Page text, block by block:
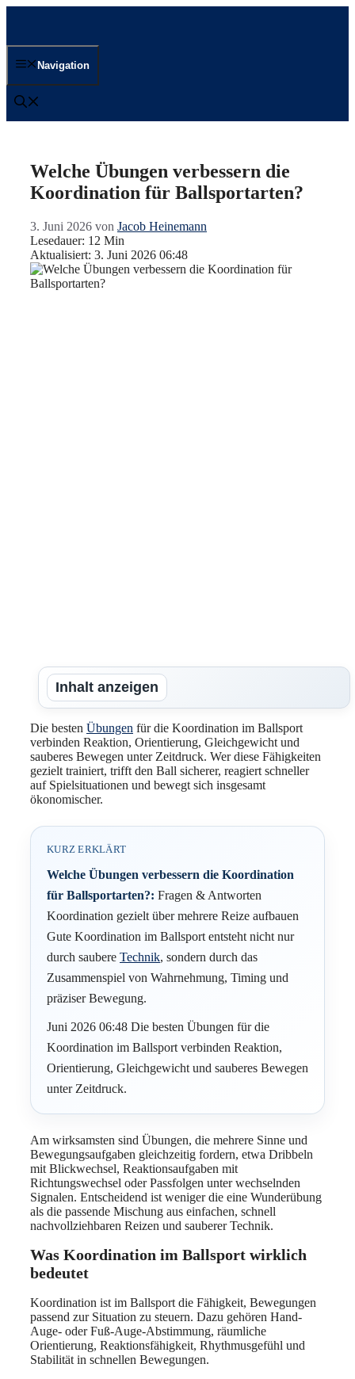
Navigation
Welche Übungen verbessern die
Koordination für Ballsportarten?
3. Juni 2026 von Jacob Heinemann
Lesedauer: 12 Min
Aktualisiert: 3. Juni 2026 06:48
Inhalt anzeigen
Die besten Übungen für die Koordination im Ballsport
verbinden Reaktion, Orientierung, Gleichgewicht und
sauberes Bewegen unter Zeitdruck. Wer diese Fähigkeiten
gezielt trainiert, trifft den Ball sicherer, reagiert schneller
auf Spielsituationen und bewegt sich insgesamt
ökonomischer.
KURZ ERKLÄRT
Welche Übungen verbessern die Koordination
für Ballsportarten?: Fragen & Antworten
Koordination gezielt über mehrere Reize aufbauen
Gute Koordination im Ballsport entsteht nicht nur
durch saubere Technik, sondern durch das
Zusammenspiel von Wahrnehmung, Timing und
präziser Bewegung.
Juni 2026 06:48 Die besten Übungen für die
Koordination im Ballsport verbinden Reaktion,
Orientierung, Gleichgewicht und sauberes Bewegen
unter Zeitdruck.
Am wirksamsten sind Übungen, die mehrere Sinne und
Bewegungsaufgaben gleichzeitig fordern, etwa Dribbeln
mit Blickwechsel, Reaktionsaufgaben mit
Richtungswechsel oder Passfolgen unter wechselnden
Signalen. Entscheidend ist weniger die eine Wunderübung
als die passende Mischung aus einfachen, schnell
nachvollziehbaren Reizen und sauberer Technik.
Was Koordination im Ballsport wirklich
bedeutet
Koordination ist im Ballsport die Fähigkeit, Bewegungen
passend zur Situation zu steuern. Dazu gehören Hand-
Auge- oder Fuß-Auge-Abstimmung, räumliche
Orientierung, Reaktionsfähigkeit, Rhythmusgefühl und
Stabilität in schnellen Bewegungen.